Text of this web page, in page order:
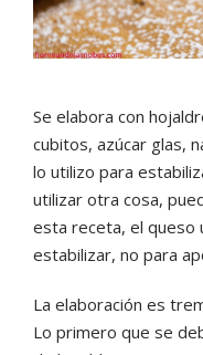
Se elabora con
cubitos, azúcar glas,
lo utilizo para
utilizar otra cosa,
esta receta, el queso
estabilizar, no para
La elaboración es
Lo primero que se